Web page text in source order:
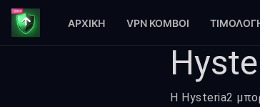
ΑΡΧΙΚΉ VPN ΚΌΜΒΟΙ
Η Hysteria2